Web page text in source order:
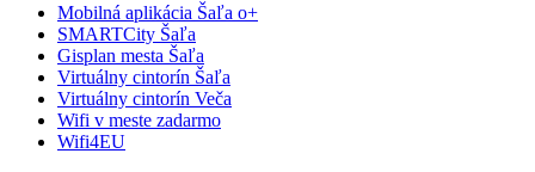
Mobilná aplikácia Šaľa o+
SMARTCity Šaľa
Gisplan mesta Šaľa
Virtuálny cintorín Šaľa
Virtuálny cintorín Veča
Wifi v meste zadarmo
Wifi4EU